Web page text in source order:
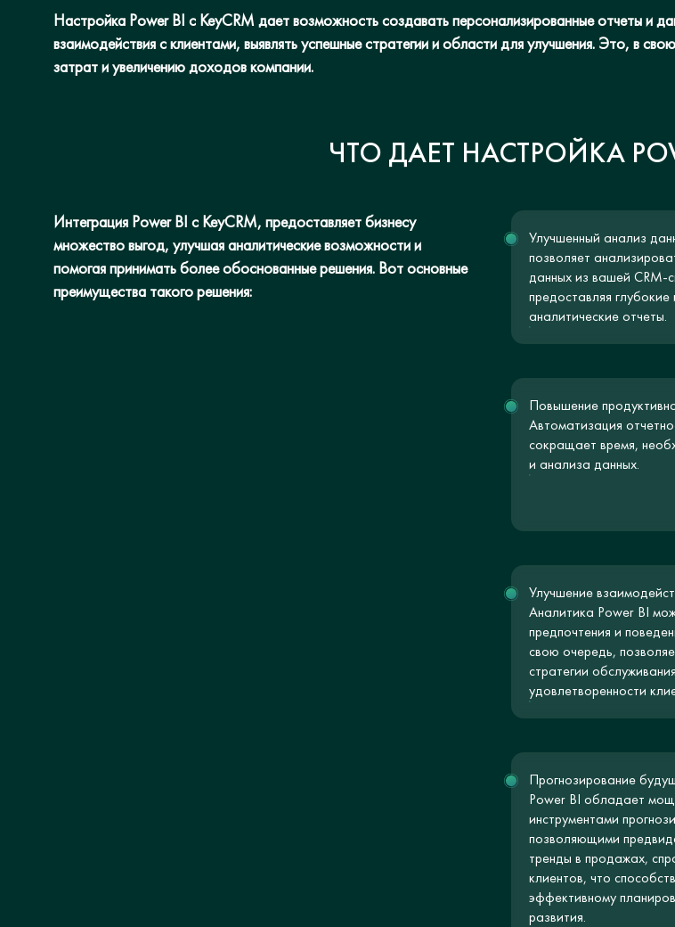
Настройка Power BI с KeyCRM дает возможность создавать персонализированные отчеты и
взаимодействия с клиентами, выявлять успешные стратегии и области для улучшения. Это, в
затрат и увеличению доходов компании.
ЧТО ДАЕТ НАСТРОЙКА
Интеграция Power BI с KeyCRM, предоставляет бизнесу
множество выгод, улучшая аналитические возможности и
помогая принимать более обоснованные решения. Вот основные
преимущества такого решения:
Улучшенный анализ
позволяет
данных из вашей CRM-
предоставляя
аналитические отчеты.
Повышение
Автоматизация
сокращает время,
и анализа данных.
Улучшение
Аналитика Power BI
предпочтения и
свою очередь,
стратегии
удовлетворенности
Прогнозирование
Power BI обладает
инструментами
позволяющими
тренды в продажах,
клиентов, что
эффективному
развития.